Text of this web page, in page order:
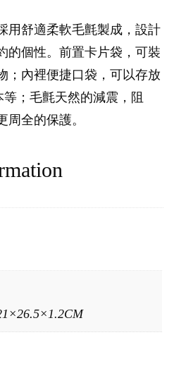
用舒適柔軟毛氈製成，設計
的個性。前置卡片袋，可裝
；內裡便捷口袋，可以存放
等；毛氈天然的減震，阻
全的保護。